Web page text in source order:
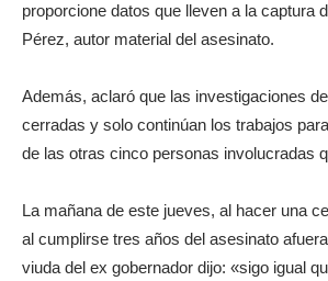
proporcione datos que lleven a la captura
Pérez, autor material del asesinato.
Además, aclaró que las investigaciones
cerradas y solo continúan los trabajos
de las otras cinco personas involucradas
La mañana de este jueves, al hacer una
al cumplirse tres años del asesinato
viuda del ex gobernador dijo: «sigo igual